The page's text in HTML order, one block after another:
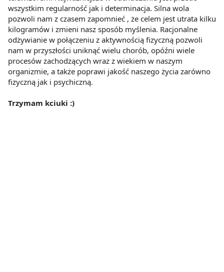
wszystkim regularność jak i determinacja. Silna wola
pozwoli nam z czasem zapomnieć , że celem jest utrata kilku
kilogramów i zmieni nasz sposób myślenia. Racjonalne
odżywianie w połączeniu z aktywnością fizyczną pozwoli
nam w przyszłości uniknąć wielu chorób, opóźni wiele
procesów zachodzących wraz z wiekiem w naszym
organizmie, a także poprawi jakość naszego życia zarówno
fizyczną jak i psychiczną.
Trzymam kciuki :)